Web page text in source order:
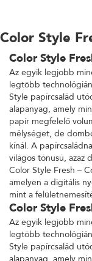
Color Style
Color Style
Az egyik legjobb
legtöbb
Style papírcsalád
alapanyag, amely
papír megfelelő
mélységet, de
kínál. A
világos tónusú, azaz
Color Style Fresh –
amelyen a digitális
mint a
Color Style
Az egyik legjobb
legtöbb
Style papírcsalád